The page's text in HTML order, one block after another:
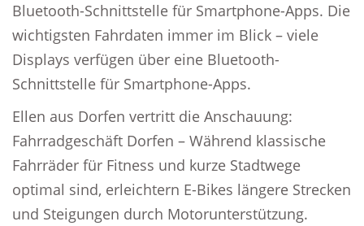
Bluetooth-Schnittstelle für Smartphone-Apps. Die
wichtigsten Fahrdaten immer im Blick – viele
Displays verfügen über eine Bluetooth-
Schnittstelle für Smartphone-Apps.
Ellen aus Dorfen vertritt die Anschauung:
Fahrradgeschäft Dorfen – Während klassische
Fahrräder für Fitness und kurze Stadtwege
optimal sind, erleichtern E-Bikes längere Strecken
und Steigungen durch Motorunterstützung.